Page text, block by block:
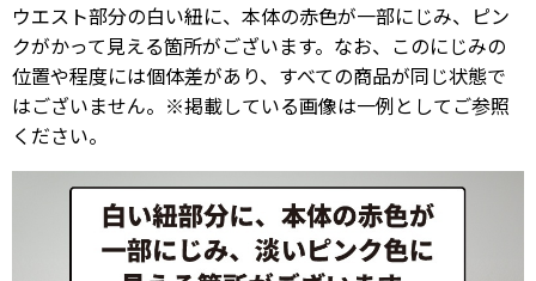
ウエスト部分の白い紐に、本体の赤色が一部にじみ、ピン
クがかって見える箇所がございます。なお、このにじみの
位置や程度には個体差があり、すべての商品が同じ状態で
はございません。※掲載している画像は一例としてご参照
ください。